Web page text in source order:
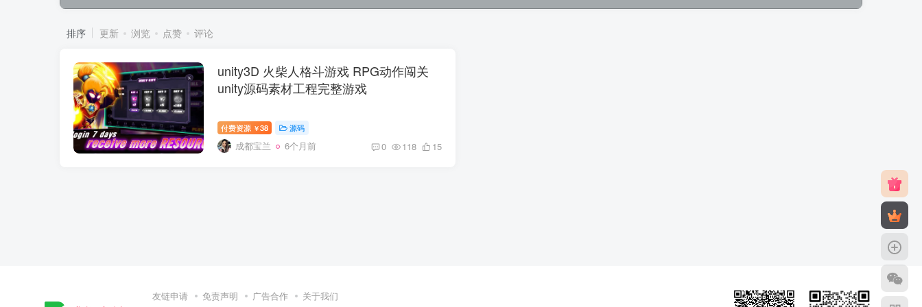
排序 更新 浏览 点赞 评论
unity3D 火柴人格斗游戏 RPG动作闯关
unity源码素材工程完整游戏
付费资源 ￥38 源码
成都宝兰 6个月前 0 118 15
友链申请 免责声明 广告合作 关于我们